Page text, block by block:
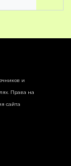
и
Права на
сайта